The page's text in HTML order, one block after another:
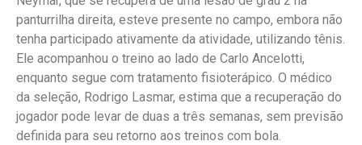
panturrilha direita, esteve presente no campo, embora não
tenha participado ativamente da atividade, utilizando tênis.
Ele acompanhou o treino ao lado de Carlo Ancelotti,
enquanto segue com tratamento fisioterápico. O médico
da seleção, Rodrigo Lasmar, estima que a recuperação do
jogador pode levar de duas a três semanas, sem previsão
definida para seu retorno aos treinos com bola.